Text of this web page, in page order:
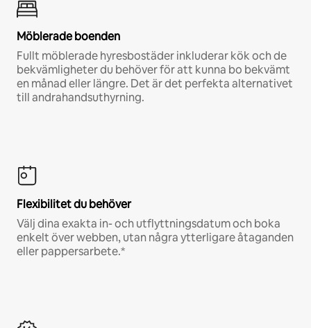
Möblerade boenden
Fullt möblerade hyresbostäder inkluderar kök och de
bekvämligheter du behöver för att kunna bo bekvämt
en månad eller längre. Det är det perfekta alternativet
till andrahandsuthyrning.
Flexibilitet du behöver
Välj dina exakta in- och utflyttningsdatum och boka
enkelt över webben, utan några ytterligare åtaganden
eller pappersarbete.*